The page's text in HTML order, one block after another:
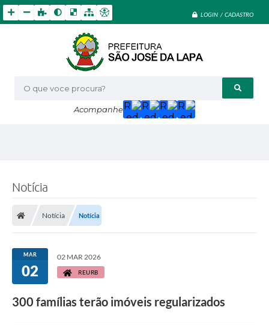
LOGIN / CADASTRO
O que voce procura?
Acompanhe
Notícia
Notícia Notícia
MAR
02
02 MAR 2026
REURB
300 famílias terão imóveis regularizados